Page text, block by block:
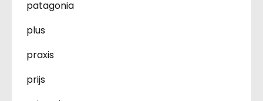
patagonia
plus
praxis
prijs